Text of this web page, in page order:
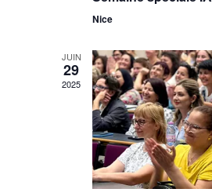
Nice
JUIN
29
2025